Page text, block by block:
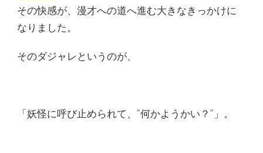
その快感が、漫才への道へ進む大きなきっかけに
なりました。
そのダジャレというのが、
「妖怪に呼び止められて、”何かようかい？”」。